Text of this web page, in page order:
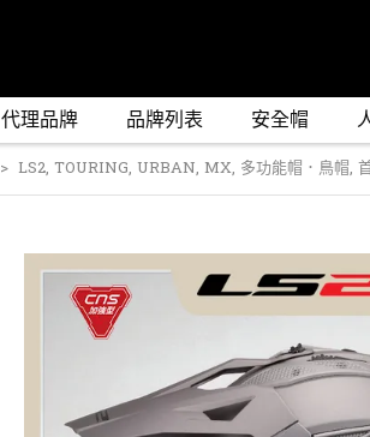
代理品牌 品牌列表 安全帽
LS2, TOURING, URBAN, MX, 多功能帽．鳥帽,